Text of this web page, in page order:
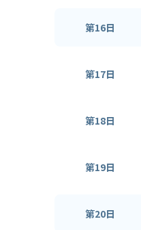
第16日
第17日
第18日
第19日
第20日